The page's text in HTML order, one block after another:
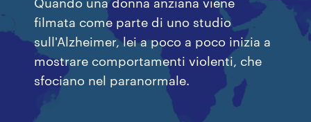
filmata come parte di uno studio
sull'Alzheimer, lei a poco a poco inizia a
mostrare comportamenti violenti, che
sfociano nel paranormale.